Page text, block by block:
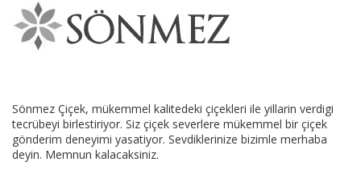
Sönmez Çiçek, mükemmel kalitedeki çiçekleri ile yillarin verdigi
tecrübeyi birlestiriyor. Siz çiçek severlere mükemmel bir çiçek
gönderim deneyimi yasatiyor. Sevdiklerinize bizimle merhaba
deyin. Memnun kalacaksiniz.